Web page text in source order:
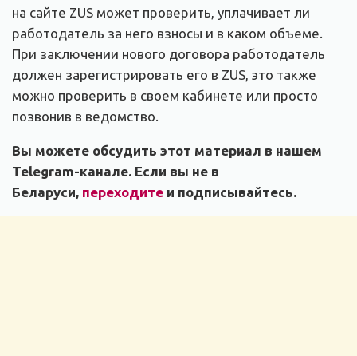
на сайте ZUS может проверить, уплачивает ли
работодатель за него взносы и в каком объеме.
При заключении нового договора работодатель
должен зарегистрировать его в ZUS, это также
можно проверить в своем кабинете или просто
позвонив в ведомство.
Вы можете обсудить этот материал в нашем
Telegram-канале. Если вы не в
Беларуси, переходите и подписывайтесь.